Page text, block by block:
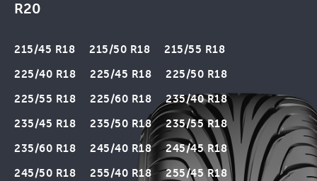
R20
215/45 R18 215/50 R18
215/55 R18
225/40 R18
225/45 R18
225/50 R18
225/55 R18
225/60 R18
235/40 R18
235/45 R18
235/50 R18
235/55 R18
235/60 R18
245/40 R18
245/45 R18
245/50 R18
255/40 R18
255/45 R18